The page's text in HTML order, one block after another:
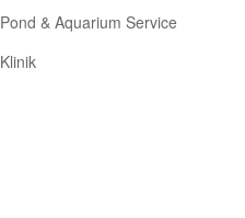
Pond & Aquarium Service
Klinik